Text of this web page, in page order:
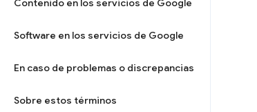
Contenido en los servicios de Google
Software en los servicios de Google
En caso de problemas o discrepancias
Sobre estos términos